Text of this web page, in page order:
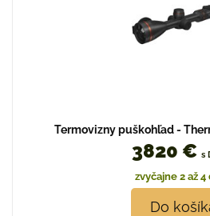
Termovizny puškohľad -
3820 € s
zvyčajne 2 až 4
Do